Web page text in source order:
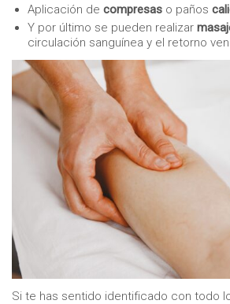
Aplicación de compresas o paños
Y por último se pueden realizar
circulación sanguínea y el retorno
Si te has sentido identificado con todo